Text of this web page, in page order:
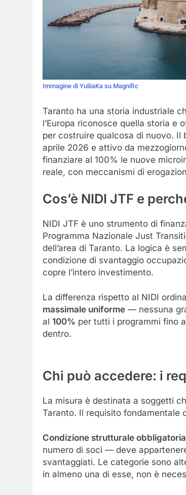
Immagine di YuliiaKa su Magnific
Taranto ha una storia industriale
l’Europa riconosce quella storia e
per costruire qualcosa di nuovo. Il
aprile 2026 e attivo da
finanziare al 100% le nuove
reale, con meccanismi di
Cos’è NIDI JTF e
NIDI JTF è uno strumento di
Programma Nazionale Just
dell’area di Taranto. La logica è
condizione di svantaggio
copre l’intero investimento.
La differenza rispetto al NIDI
massimale uniforme — nessuna
al 100% per tutti i programmi fino
dentro.
Chi può accedere: i
La misura è destinata a soggetti
Taranto. Il requisito fondamentale
Condizione strutturale
numero di soci — deve
svantaggiati. Le categorie sono
in almeno una di esse, non è